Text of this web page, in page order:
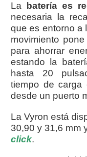
La batería es
necesaria la
que es entorno a
movimiento
para ahorrar
estando la
hasta 20
tiempo de
desde un puerto
La Vyron está
30,90 y 31,6 mm
click.